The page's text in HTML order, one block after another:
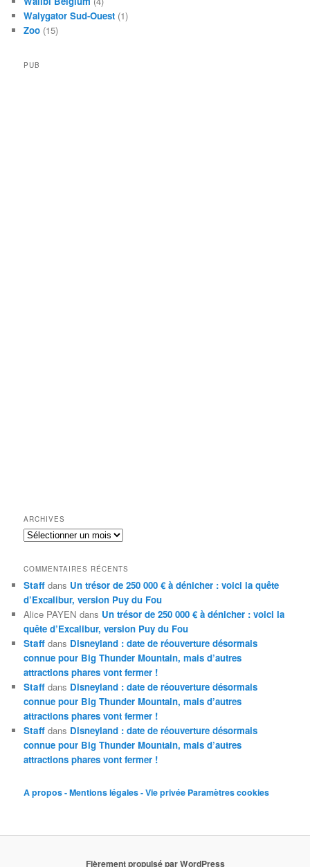
Walygator Sud-Ouest (1)
Zoo (15)
PUB
ARCHIVES
Archives
COMMENTAIRES RÉCENTS
Staff dans Un trésor de 250 000 € à dénicher : voici la quête
d’Excalibur, version Puy du Fou
Alice PAYEN dans Un trésor de 250 000 € à dénicher : voici la
quête d’Excalibur, version Puy du Fou
Staff dans Disneyland : date de réouverture désormais
connue pour Big Thunder Mountain, mais d’autres
attractions phares vont fermer !
Staff dans Disneyland : date de réouverture désormais
connue pour Big Thunder Mountain, mais d’autres
attractions phares vont fermer !
Staff dans Disneyland : date de réouverture désormais
connue pour Big Thunder Mountain, mais d’autres
attractions phares vont fermer !
A propos - Mentions légales - Vie privée Paramètres cookies
Fièrement propulsé par WordPress